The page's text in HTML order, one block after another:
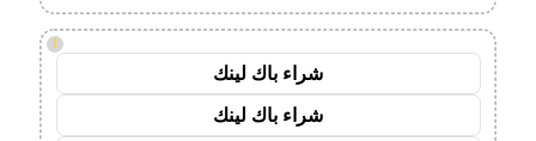
!
شراء باك لينك
شراء باك لينك